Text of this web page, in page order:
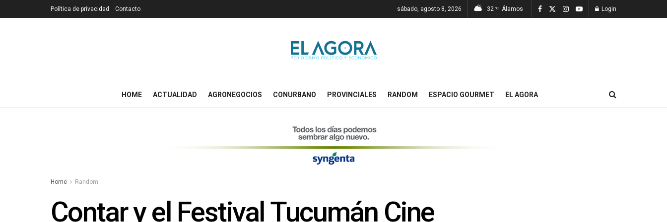
Política de privacidad Contacto sábado, agosto 8, 2026 32 °C Álamos Login
HOME ACTUALIDAD AGRONEGOCIOS CONURBANO PROVINCIALES RANDOM ESPACIO GOURMET EL AGORA
Home Random
Contar y el Festival Tucumán Cine